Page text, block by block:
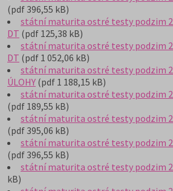
(pdf 396,55 kB)
státní maturita ostré testy podzim
DT (pdf 125,38 kB)
státní maturita ostré testy podzim
DT (pdf 1 052,06 kB)
státní maturita ostré testy podzim
ÚLOHY (pdf 1 188,15 kB)
státní maturita ostré testy podzim
(pdf 189,55 kB)
státní maturita ostré testy podzim
(pdf 395,06 kB)
státní maturita ostré testy podzim
(pdf 396,55 kB)
státní maturita ostré testy podzim
kB)